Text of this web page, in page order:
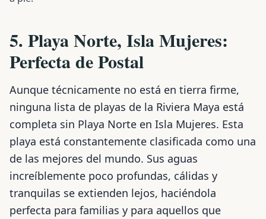
5. Playa Norte, Isla Mujeres:
Perfecta de Postal
Aunque técnicamente no está en tierra firme,
ninguna lista de playas de la Riviera Maya está
completa sin Playa Norte en Isla Mujeres. Esta
playa está constantemente clasificada como una
de las mejores del mundo. Sus aguas
increíblemente poco profundas, cálidas y
tranquilas se extienden lejos, haciéndola
perfecta para familias y para aquellos que